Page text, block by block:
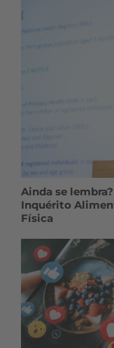
Ainda se
Inquérito
Física